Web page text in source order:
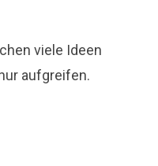
viele Ideen
aufgreifen.